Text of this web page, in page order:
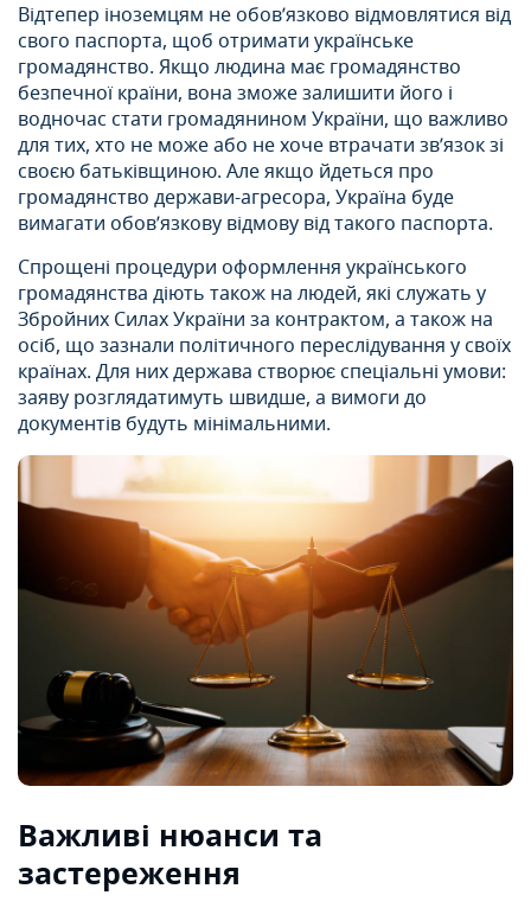
Відтепер іноземцям не обов’язково відмовлятися від
свого паспорта, щоб отримати українське
громадянство. Якщо людина має громадянство
безпечної країни, вона зможе залишити його і
водночас стати громадянином України, що важливо
для тих, хто не може або не хоче втрачати зв’язок зі
своєю батьківщиною. Але якщо йдеться про
громадянство держави-агресора, Україна буде
вимагати обов’язкову відмову від такого паспорта.
Спрощені процедури оформлення українського
громадянства діють також на людей, які служать у
Збройних Силах України за контрактом, а також на
осіб, що зазнали політичного переслідування у своїх
країнах. Для них держава створює спеціальні умови:
заяву розглядатимуть швидше, а вимоги до
документів будуть мінімальними.
Важливі нюанси та
застереження